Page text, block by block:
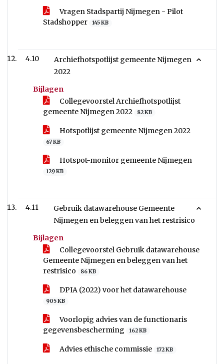
Vragen Stadspartij Nijmegen - Pilot
Stadshopper
145 KB
4.10
Archiefhotspotlijst gemeente Nijmegen
2022
Bijlagen
Collegevoorstel Archiefhotspotlijst
gemeente Nijmegen 2022
82 KB
Hotspotlijst gemeente Nijmegen 2022
67 KB
Hotspot-monitor gemeente Nijmegen
129 KB
4.11
Gebruik datawarehouse Gemeente
Nijmegen en beleggen van het restrisico
Bijlagen
Collegevoorstel Gebruik datawarehouse
Gemeente Nijmegen en beleggen van het
restrisico
86 KB
DPIA (2022) voor het datawarehouse
905 KB
Voorlopig advies van de functionaris
gegevensbescherming
162 KB
Advies ethische commissie 172 KB